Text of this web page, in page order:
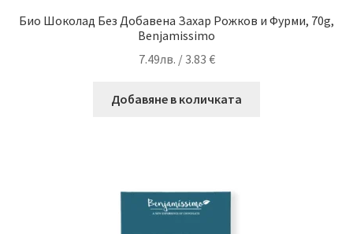
Био Шоколад Без Добавена Захар Рожков и Фурми, 70g,
Benjamissimo
7.49лв. / 3.83 €
Добавяне в количката